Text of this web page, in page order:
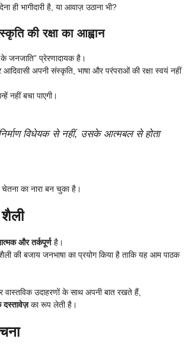
ही भागीदारी है, या आवाज़ उठाना भी?
की रक्षा का आह्वान
जनजाति” प्रेरणादायक है।
अपनी संस्कृति, भाषा और परंपराओं की रक्षा स्वयं नहीं
नहीं बचा पाएगी।
विधेयक से नहीं, उसके आत्मबल से होता
का नारा बन चुका है।
और तर्कपूर्णहै।
की बजाय जनभाषा का प्रयोग किया है ताकि यह आम पाठक
उदाहरणों के साथ अपनी बात रखते हैं,
दस्तावेज़का रूप लेती है।